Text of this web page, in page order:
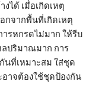
ได้ เมื่อเกิดเหตุ
กจากพื้นที่เกิดเหตุ
รหกรดไม่มาก ให้รีบ
ลปริมาณมาก การ
นที่เหมาะสม ใส่ชุด
อาจต้องใช้ชุดป้องกัน